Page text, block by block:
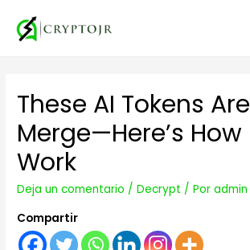
These AI Tokens
Merge—Here’s How
Work
Deja un comentario /Decrypt / Poradmin
Compartir